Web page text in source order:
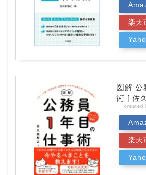
楽天
図解 公
術 [ 佐
created
楽天